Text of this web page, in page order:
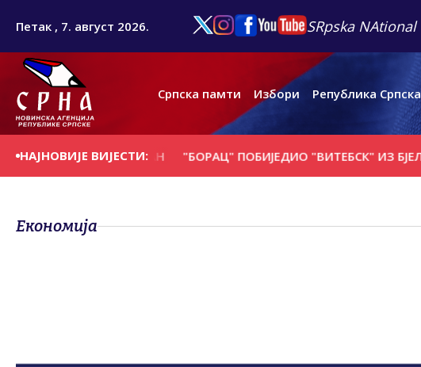
Петак , 7. август 2026. SRpska NAtional
Српска памти Избори Република Српска
НАЈНОВИЈЕ ВИЈЕСТИ:
НА ДАНАШЊИ ДАН "БОРАЦ" ПОБИЈЕДИО "ВИТЕБСК" ИЗ
Економија